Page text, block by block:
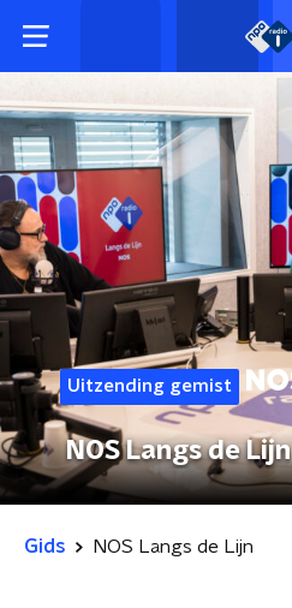
Uitzending gemist
NOS Langs de Lijn
Gids NOS Langs de Lijn